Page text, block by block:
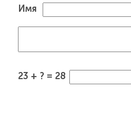
Имя
23 + ? = 28